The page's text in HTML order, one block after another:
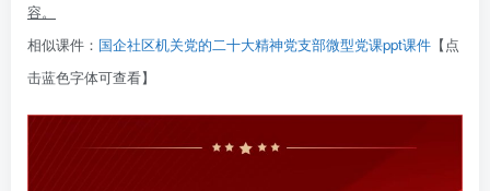
容。
相似课件： 国企社区机关党的二十大精神党支部微型党课ppt课件 【点
击蓝色字体可查看】